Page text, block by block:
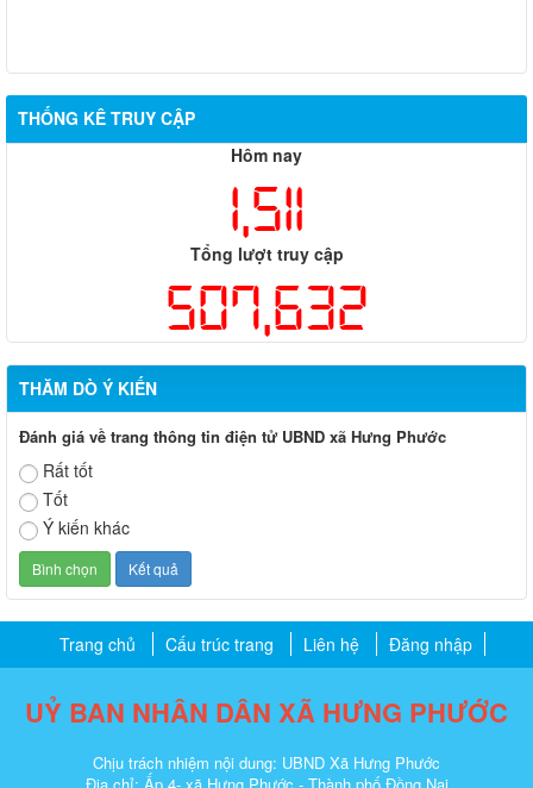
THỐNG KÊ TRUY CẬP
Hôm nay
1,511
Tổng lượt truy cập
507,632
THĂM DÒ Ý KIẾN
Đánh giá về trang thông tin điện tử UBND xã Hưng Phước
Rất tốt
Tốt
Ý kiến khác
Trang chủ Cấu trúc trang Liên hệ Đăng nhập
UỶ BAN NHÂN DÂN XÃ HƯNG PHƯỚC
Chịu trách nhiệm nội dung: UBND Xã Hưng Phước